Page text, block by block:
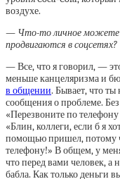
воздухе.
— Что-то личное можете
продвигаются в соцсетях?
— Все, что я говорил, —
меньше канцеляризма и
в общении. Бывает, что
сообщения о проблеме.
«Перезвоните по
«Блин, коллеги, если б я
помощью пришел, потому
телефону!» В общем, у
что перед вами человек, а
бабла. Как только деньги